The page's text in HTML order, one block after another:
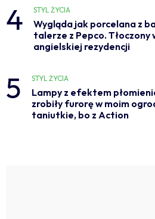
4 STYL ŻYCIA
Wygląda jak porcelana z
talerze z Pepco. Tłoczony
angielskiej rezydencji
5 STYL ŻYCIA
Lampy z efektem
zrobiły furorę w moim
taniutkie, bo z Action